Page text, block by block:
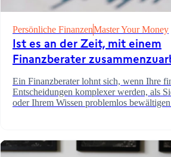
Persönliche FinanzenMaster Your Money
Ist es an der Zeit, mit einem
Finanzberater
Ein Finanzberater lohnt sich, wenn Ihre
Entscheidungen komplexer werden, als
oder Ihrem Wissen problemlos